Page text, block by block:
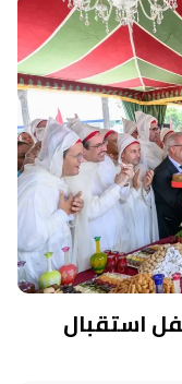
استقبال